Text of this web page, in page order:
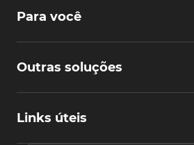
Para você
Outras soluções
Links úteis